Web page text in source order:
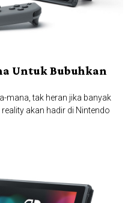
Untuk Bubuhkan
mana, tak heran jika banyak
akan hadir di Nintendo